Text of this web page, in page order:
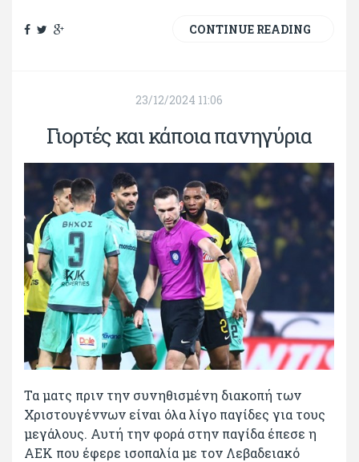
CONTINUE READING
23/12/2024 11:06
Γιορτές και κάποια πανηγύρια
Τα ματς πριν την συνηθισμένη διακοπή των
Χριστουγέννων είναι όλα λίγο παγίδες για τους
μεγάλους. Αυτή την φορά στην παγίδα έπεσε η
ΑΕΚ που έφερε ισοπαλία με τον Λεβαδειακό